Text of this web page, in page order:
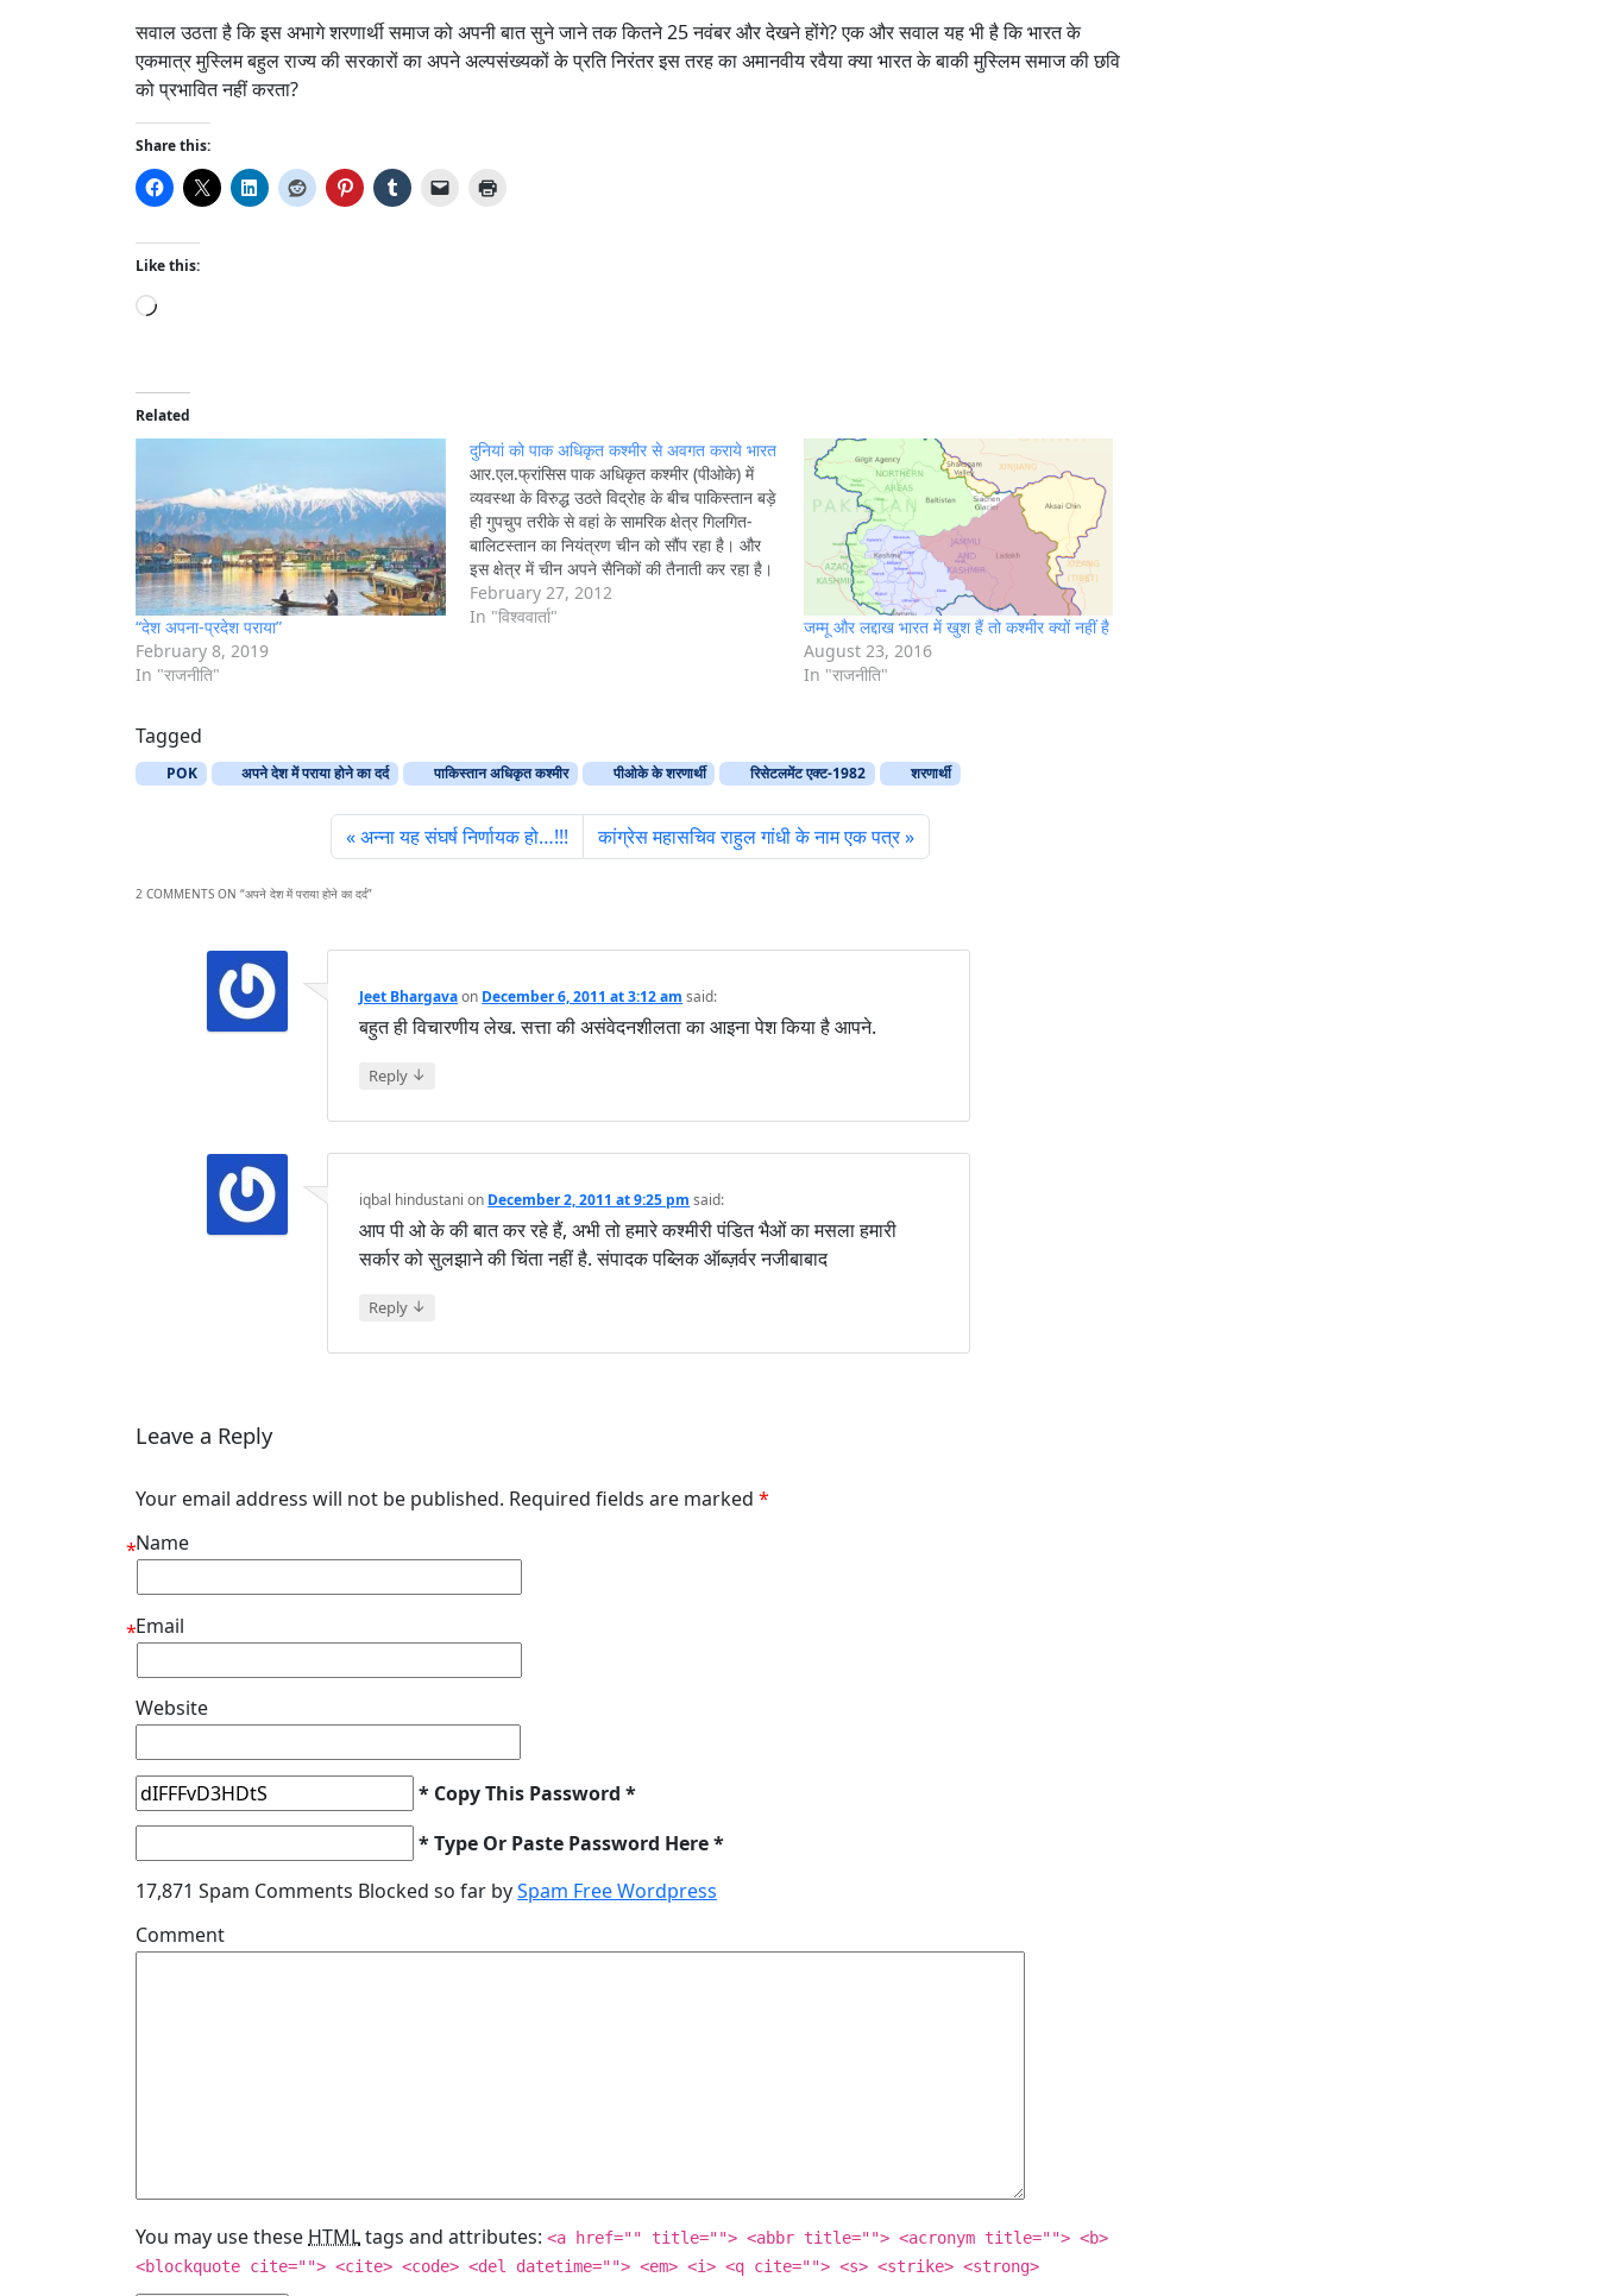
सवाल उठता है कि इस अभागे शरणार्थी समाज को अपनी बात सुने जाने तक कितने 25 नवंबर और देखने होंगे? एक और सवाल यह भी है कि भारत के
एकमात्र मुस्लिम बहुल राज्य की सरकारों का अपने अल्पसंख्यकों के प्रति निरंतर इस तरह का अमानवीय रवैया क्या भारत के बाकी मुस्लिम समाज की छवि
को प्रभावित नहीं करता?
Share this:
Like this:
L
d
i
n
…
Related
“देश अपना-प्रदेश पराया”
February 8, 2019
In "राजनीति"
दुनियां को पाक अधिकृत कश्मीर से अवगत कराये भारत
आर.एल.फ्रांसिस पाक अधिकृत कश्मीर (पीओके) में
व्यवस्था के विरुद्ध उठते विद्रोह के बीच पाकिस्तान बड़े
ही गुपचुप तरीके से वहां के सामरिक क्षेत्र गिलगित-
बालिटस्तान का नियंत्रण चीन को सौंप रहा है। और
इस क्षेत्र में चीन अपने सैनिकों की तैनाती कर रहा है।
सामरिक दृषिट से महत्वपूर्ण इस क्षेत्र में…
February 27, 2012
In "विश्ववार्ता"
जम्मू और लद्दाख भारत में खुश हैं तो कश्मीर क्यों नहीं है
August 23, 2016
In "राजनीति"
Tagged
POK अपने देश में पराया होने का दर्द पाकिस्तान अधिकृत कश्मीर पीओके के शरणार्थी रिसेटलमेंट एक्ट-1982 शरणार्थी
अन्ना यह संघर्ष निर्णायक हो…!!! कांग्रेस महासचिव राहुल गांधी के नाम एक पत्र
2 COMMENTS ON “अपने देश में पराया होने का दर्द”
Jeet Bhargavaon December 6, 2011 at 3:12 am said:
बहुत ही विचारणीय लेख. सत्ता की असंवेदनशीलता का आइना पेश किया है आपने.
Reply ↓
iqbal hindustani on December 2, 2011 at 9:25 pm said:
आप पी ओ के की बात कर रहे हैं, अभी तो हमारे कश्मीरी पंडित भैओं का मसला हमारी
सर्कार को सुलझाने की चिंता नहीं है. संपादक पब्लिक ऑब्ज़र्वर नजीबाबाद
Reply ↓
Leave a Reply
Your email address will not be published. Required fields are marked *
Name
*
Email
*
Website
* Copy This Password *
* Type Or Paste Password Here *
17,871 Spam Comments Blocked so far bySpam Free Wordpress
Comment
You may use these HTMLtags and attributes: <a href="" title=""> <abbr title=""> <acronym title=""> <b>
<blockquote cite=""> <cite> <code> <del datetime=""> <em> <i> <q cite=""> <s> <strike> <strong>